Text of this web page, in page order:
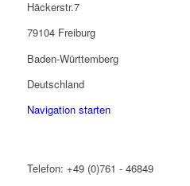
Häckerstr.7
79104 Freiburg
Baden-Württemberg
Deutschland
Navigation starten
Telefon: +49 (0)761 - 46849